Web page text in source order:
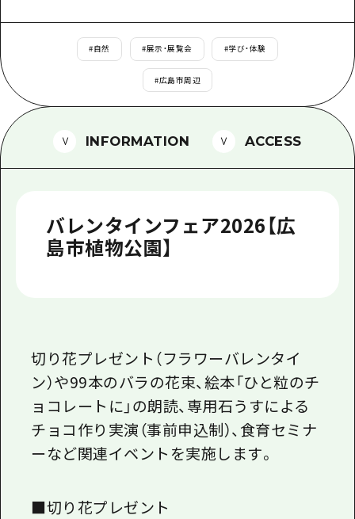
半日
1泊2日
2泊3日
観光案内所
広島県を訪れる外国人旅行者向け情報一
ボランティアガイド
ユニバーサルツーリズム
よくあるご質問
#自然 #展示・展覧会 #学び・体験
#広島市周辺
INFORMATION ACCESS
バレンタインフェア2026【広
島市植物公園】
切り花プレゼント（フラワーバレンタイ
ン）や99本のバラの花束、絵本「ひと粒のチ
ョコレートに」の朗読、専用石うすによる
チョコ作り実演（事前申込制）、食育セミナ
ーなど関連イベントを実施します。
■切り花プレゼント